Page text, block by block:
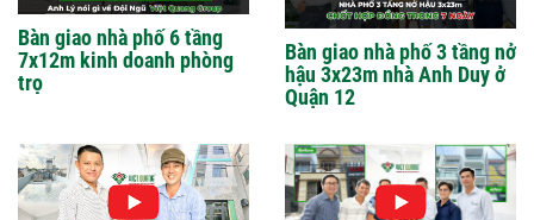
Bàn giao nhà phố 6 tầng
7x12m kinh doanh phòng
trọ
Bàn giao nhà phố 3 tầng nở
hậu 3x23m nhà Anh Duy ở
Quận 12